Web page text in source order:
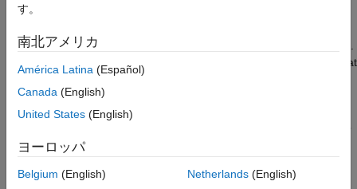
Use the Virtual Vehicle Composer
The simulations run your vehicle model through the test plan that
you specify, which in this example is a battery-electric vehicle
(EV) executing an
tab, in theOperate
す。
南北アメリカ
América Latina (Español)
Canada (English)
United States (English)
ヨーロッパ
Belgium (English)
Netherlands(English)